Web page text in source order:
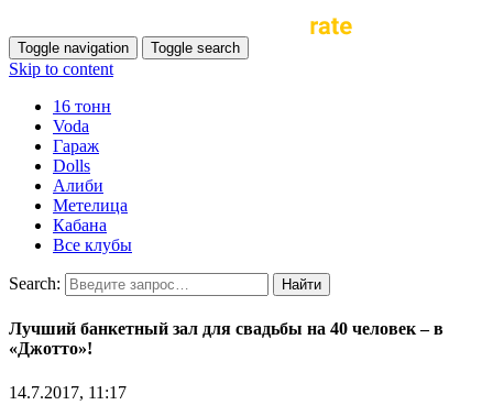
Toggle navigation Toggle search
Skip to content
16 тонн
Voda
Гараж
Dolls
Алиби
Метелица
Кабана
Все клубы
Search:
Лучший банкетный зал для свадьбы на 40 человек – в
«Джотто»!
14.7.2017, 11:17